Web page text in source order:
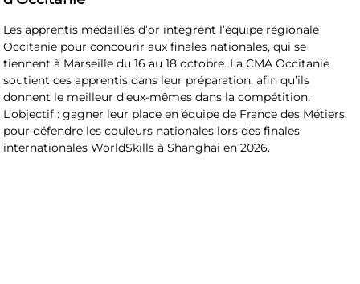
Les apprentis médaillés d’or intègrent l’équipe régionale
Occitanie pour concourir aux finales nationales, qui se
tiennent à Marseille du 16 au 18 octobre. La CMA Occitanie
soutient ces apprentis dans leur préparation, afin qu’ils
donnent le meilleur d’eux-mêmes dans la compétition.
L’objectif : gagner leur place en équipe de France des Métiers,
pour défendre les couleurs nationales lors des finales
internationales WorldSkills à Shanghai en 2026.